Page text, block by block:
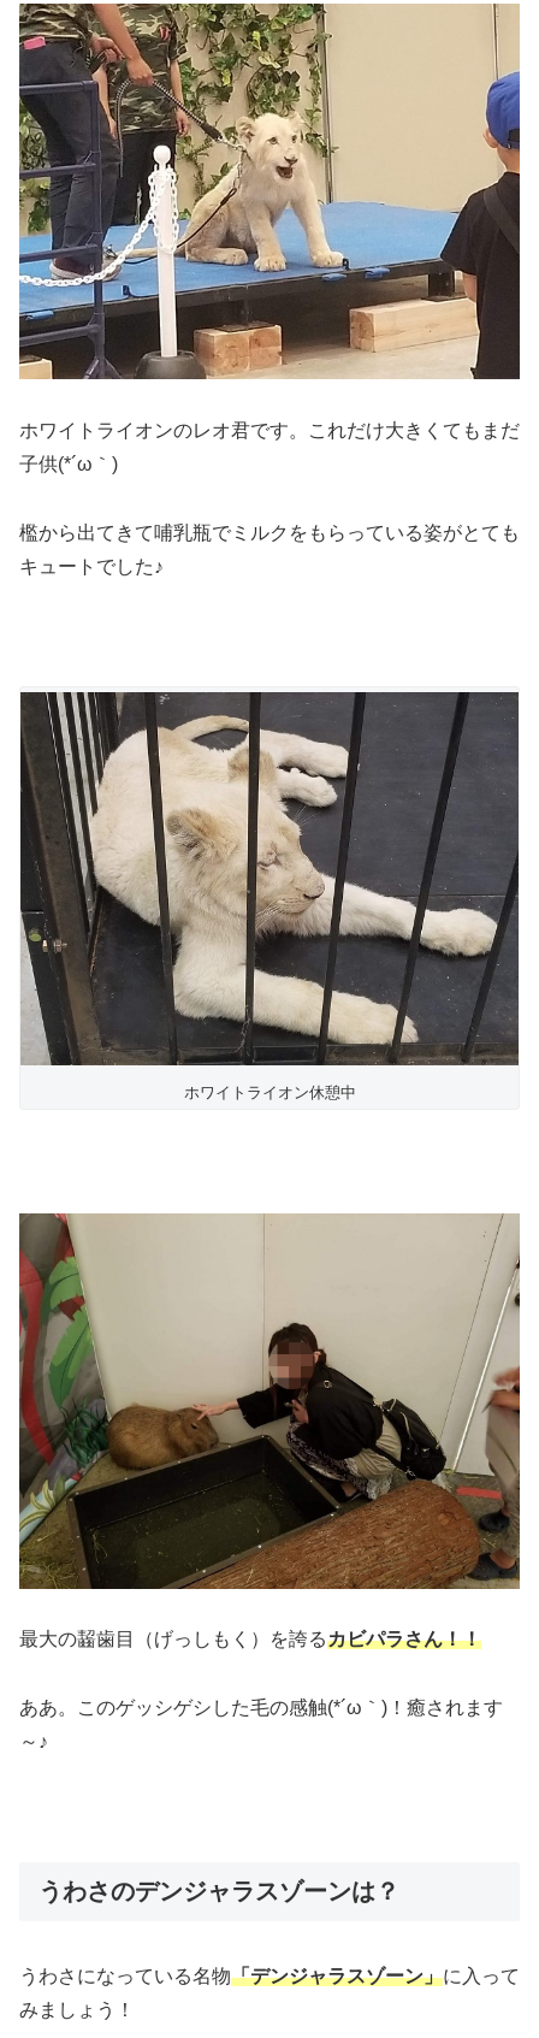
ホワイトライオンのレオ君です。これだけ大きくてもまだ
子供(*´ω｀)
檻から出てきて哺乳瓶でミルクをもらっている姿がとても
キュートでした♪
ホワイトライオン休憩中
最大の齧歯目（げっしもく）を誇るカビパラさん！！
ああ。このゲッシゲシした毛の感触(*´ω｀)！癒されます
～♪
うわさのデンジャラスゾーンは？
うわさになっている名物「デンジャラスゾーン」に入って
みましょう！